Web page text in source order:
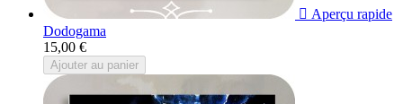
 Aperçu rapide
Dodogama
15,00 €
Ajouter au panier